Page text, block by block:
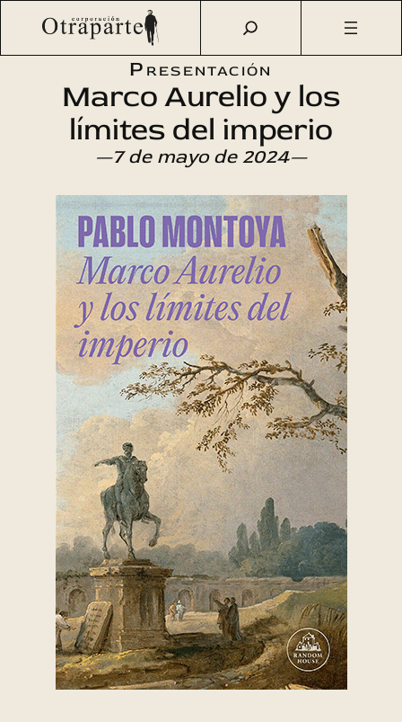
Saltar
Otraparte.org /Agenda Cultural /Literatura
Marco
Aurelio y los límites del imperio
Presentación
Marco Aurelio y los
límites del imperio
—7 de mayo de 2024—